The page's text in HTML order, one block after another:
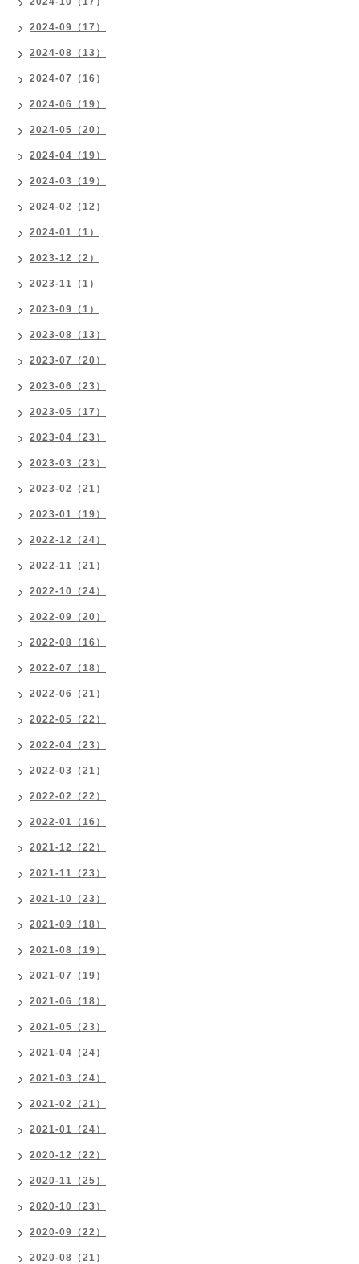
2024-09（17）
2024-08（13）
2024-07（16）
2024-06（19）
2024-05（20）
2024-04（19）
2024-03（19）
2024-02（12）
2024-01（1）
2023-12（2）
2023-11（1）
2023-09（1）
2023-08（13）
2023-07（20）
2023-06（23）
2023-05（17）
2023-04（23）
2023-03（23）
2023-02（21）
2023-01（19）
2022-12（24）
2022-11（21）
2022-10（24）
2022-09（20）
2022-08（16）
2022-07（18）
2022-06（21）
2022-05（22）
2022-04（23）
2022-03（21）
2022-02（22）
2022-01（16）
2021-12（22）
2021-11（23）
2021-10（23）
2021-09（18）
2021-08（19）
2021-07（19）
2021-06（18）
2021-05（23）
2021-04（24）
2021-03（24）
2021-02（21）
2021-01（24）
2020-12（22）
2020-11（25）
2020-10（23）
2020-09（22）
2020-08（21）